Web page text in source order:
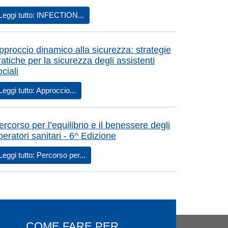
D’INTERVENTO PER LA SICUREZZA IN
tutto: INFECTION...
dinamico alla sicurezza: strategie
per la sicurezza degli assistenti
tutto: Approccio...
per l’equilibrio e il benessere degli
sanitari - 6^ Edizione
tutto: Percorso per...